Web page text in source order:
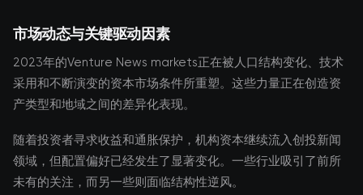
市场动态与关键驱动因素
2023年的Venture News markets正在被人口结构变化、技术
采用和不断演变的资本市场条件所重塑。这些力量正在创造资
产类型和地域之间的差异化表现。
随着投资者寻求收益和通胀保护，机构资本继续流入创投新闻
领域，但配置偏好已经发生了显著变化。一些行业吸引了前所
未有的关注，而另一些则面临结构性逆风。